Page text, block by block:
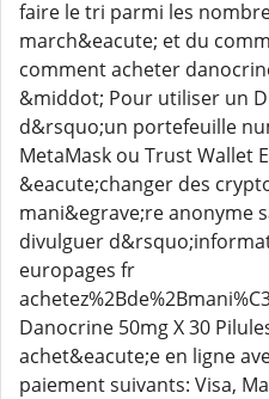
faire le tri parmi les
march&eacute; et du
comment acheter
&middot; Pour utiliser un
d&rsquo;un portefeuille
MetaMask ou Trust Wallet
&eacute;changer des
mani&egrave;re anonyme
divulguer
europages fr
Danocrine 50mg X 30
achet&eacute;e en ligne
paiement suivants: Visa,